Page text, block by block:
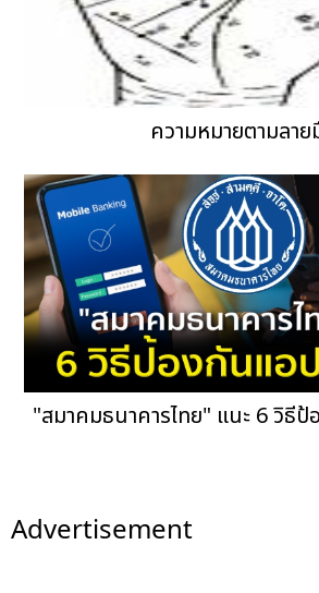
ความหมายตามลาย
"สมาคมธนาคารไทย" แนะ 6 วิธี
Advertisement